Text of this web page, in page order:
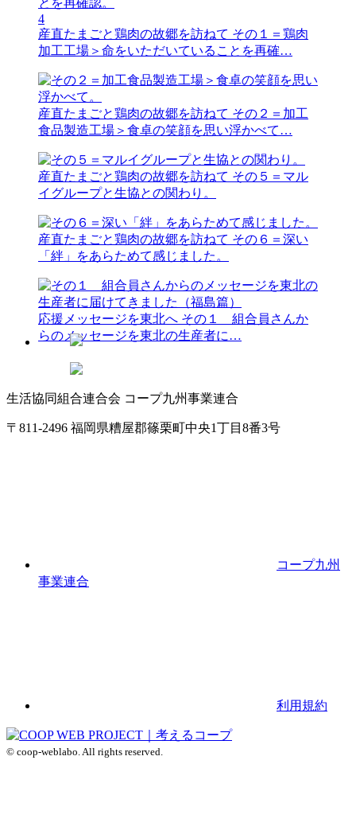
4
産直たまごと鶏肉の故郷を訪ねて その１＝鶏肉
加工工場＞命をいただいていることを再確…
産直たまごと鶏肉の故郷を訪ねて その２＝加工
食品製造工場＞食卓の笑顔を思い浮かべて…
産直たまごと鶏肉の故郷を訪ねて その５＝マル
イグループと生協との関わり。
産直たまごと鶏肉の故郷を訪ねて その６＝深い
「絆」をあらためて感じました。
応援メッセージを東北へ その１ 組合員さんか
らのメッセージを東北の生産者に…
生活協同組合連合会 コープ九州事業連合
〒811-2496 福岡県糟屋郡篠栗町中央1丁目8番3号
コープ九州
事業連合
利用規約
© coop-weblabo. All rights reserved.